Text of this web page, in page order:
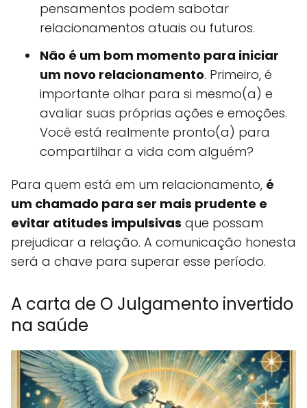
pensamentos podem sabotar
relacionamentos atuais ou futuros.
Não é um bom momento para iniciar
um novo relacionamento. Primeiro, é
importante olhar para si mesmo(a) e
avaliar suas próprias ações e emoções.
Você está realmente pronto(a) para
compartilhar a vida com alguém?
Para quem está em um relacionamento, é
um chamado para ser mais prudente e
evitar atitudes impulsivas que possam
prejudicar a relação. A comunicação honesta
será a chave para superar esse período.
A carta de O Julgamento invertido
na saúde